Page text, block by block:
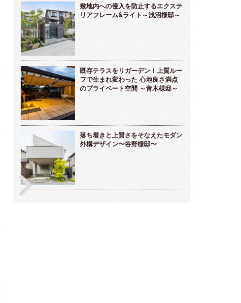
敷地内への侵入を防止するエクステ
リアフレーム&ライト～浅沼様邸～
既存テラスをリガーデン！上質ルー
フで生まれ変わった 心地良さ満点
のプライベート空間 ～青木様邸～
落ち着きと上質さをそなえたモダン
外構デザイン〜谷野様邸〜